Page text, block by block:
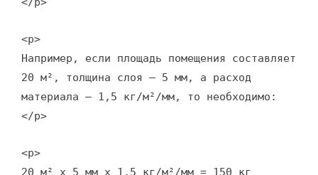
<p>
Например, если площадь помещения составляет
20 м², толщина слоя – 5 мм, а расход
материала – 1,5 кг/м²/мм, то необходимо:
</p>
<p>
20 м² x 5 мм x 1,5 кг/м²/мм = 150 кг